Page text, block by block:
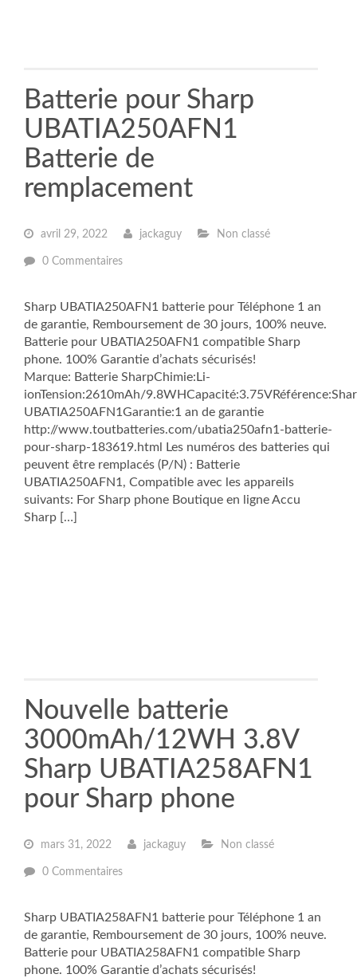
Batterie pour Sharp
UBATIA250AFN1
Batterie de
remplacement
avril 29, 2022 jackaguy Non classé
0 Commentaires
Sharp UBATIA250AFN1 batterie pour Téléphone 1 an
de garantie, Remboursement de 30 jours, 100% neuve.
Batterie pour UBATIA250AFN1 compatible Sharp
phone. 100% Garantie d’achats sécurisés!
Marque: Batterie SharpChimie:Li-
ionTension:2610mAh/
UBATIA250AFN1Garantie:1 an de garantie
http://www.toutbatteries.com/ubatia250afn1-batterie-
pour-sharp-183619.html Les numéros des batteries qui
peuvent être remplacés (P/N) : Batterie
UBATIA250AFN1, Compatible avec les appareils
suivants: For Sharp phone Boutique en ligne Accu
Sharp […]
Nouvelle batterie
3000mAh/12WH 3.8V
Sharp UBATIA258AFN1
pour Sharp phone
mars 31, 2022 jackaguy Non classé
0 Commentaires
Sharp UBATIA258AFN1 batterie pour Téléphone 1 an
de garantie, Remboursement de 30 jours, 100% neuve.
Batterie pour UBATIA258AFN1 compatible Sharp
phone. 100% Garantie d’achats sécurisés!